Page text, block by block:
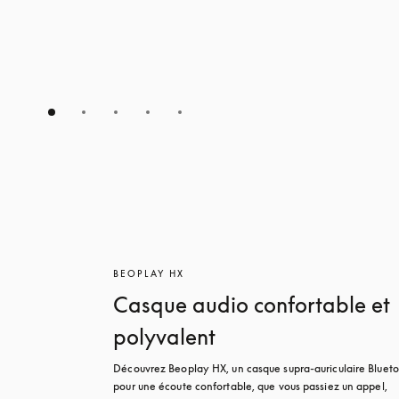
BEOPLAY HX
Casque audio confortable et
polyvalent
Découvrez Beoplay HX, un casque supra-auriculaire
pour une écoute confortable, que vous passiez un appel,